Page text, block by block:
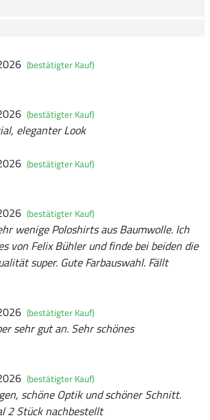
(bestätigter Kauf)
(bestätigter Kauf)
eleganter Look
(bestätigter Kauf)
(bestätigter Kauf)
wenige Poloshirts aus Baumwolle. Ich
von Felix Bühler und finde bei beiden die
super. Gute Farbauswahl. Fällt
(bestätigter Kauf)
sehr gut an. Sehr schönes
(bestätigter Kauf)
schöne Optik und schöner Schnitt.
2 Stück nachbestellt